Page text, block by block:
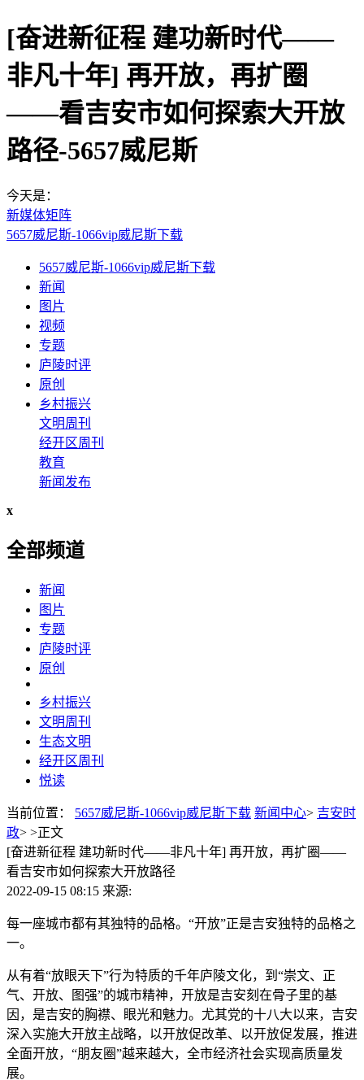
[奋进新征程 建功新时代——
非凡十年] 再开放，再扩圈
——看吉安市如何探索大开放
路径-5657威尼斯
今天是：
新媒体矩阵
5657威尼斯-1066vip威尼斯下载
5657威尼斯-1066vip威尼斯下载
新闻
图片
视频
专题
庐陵时评
原创
乡村振兴
文明周刊
经开区周刊
教育
新闻发布
x
全部频道
新闻
图片
专题
庐陵时评
原创
乡村振兴
文明周刊
生态文明
经开区周刊
悦读
当前位置： 5657威尼斯-1066vip威尼斯下载 新闻中心> 吉安时
政> >正文
[奋进新征程 建功新时代——非凡十年] 再开放，再扩圈——
看吉安市如何探索大开放路径
2022-09-15 08:15 来源:
每一座城市都有其独特的品格。“开放”正是吉安独特的品格之
一。
从有着“放眼天下”行为特质的千年庐陵文化，到“崇文、正
气、开放、图强”的城市精神，开放是吉安刻在骨子里的基
因，是吉安的胸襟、眼光和魅力。尤其党的十八大以来，吉安
深入实施大开放主战略，以开放促改革、以开放促发展，推进
全面开放，“朋友圈”越来越大，全市经济社会实现高质量发
展。